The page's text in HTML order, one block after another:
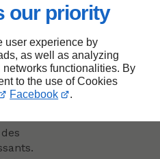
our priority
user experience by
as well as analyzing
functionalities. By
to the use of Cookies
Facebook .